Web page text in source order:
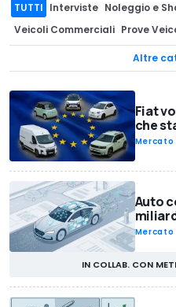
Altre
TUTTI Interviste Noleggio e
Veicoli Commerciali Prove
Trasporto
Norme e Fisco Auto Aziendali
Fiat
che
Auto
IN COLLAB. CON